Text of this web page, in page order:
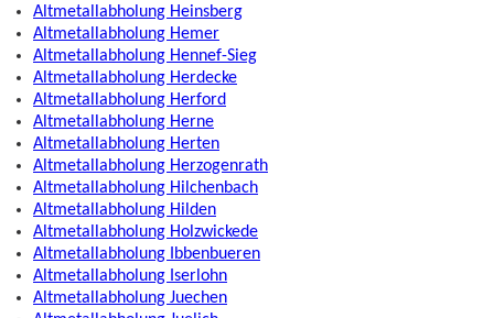
Altmetallabholung Heinsberg
Altmetallabholung Hemer
Altmetallabholung Hennef-Sieg
Altmetallabholung Herdecke
Altmetallabholung Herford
Altmetallabholung Herne
Altmetallabholung Herten
Altmetallabholung Herzogenrath
Altmetallabholung Hilchenbach
Altmetallabholung Hilden
Altmetallabholung Holzwickede
Altmetallabholung Ibbenbueren
Altmetallabholung Iserlohn
Altmetallabholung Juechen